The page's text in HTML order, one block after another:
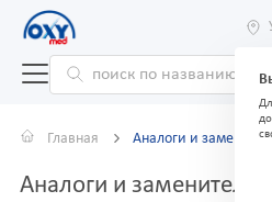
Главная Аналоги и
Аналоги и заменители